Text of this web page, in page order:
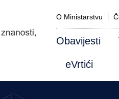
O Ministarstvu
Obavijesti
eVrtići